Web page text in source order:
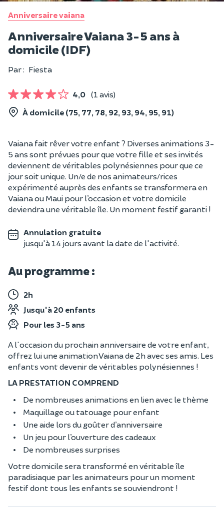
Anniversaire vaiana
Anniversaire Vaiana 3-5 ans à
domicile (IDF)
Par : Fiesta
4,0 (1 avis)
À domicile (75, 77, 78, 92, 93, 94, 95, 91)
Vaiana fait rêver votre enfant ? Diverses animations 3-
5 ans sont prévues pour que votre fille et ses invités
deviennent de véritables polynésiennes pour que ce
jour soit unique. Un/e de nos animateurs/rices
expérimenté auprès des enfants se transformera en
Vaiana ou Maui pour l’occasion et votre domicile
deviendra une véritable île. Un moment festif garanti !
Annulation gratuite
jusqu'à 14 jours avant la date de l'activité.
Au programme :
2h
Jusqu'à 20 enfants
Pour les 3-5 ans
A l'occasion du prochain anniversaire de votre enfant,
offrez lui une animation Vaiana de 2h avec ses amis. Les
enfants vont devenir de véritables polynésiennes !
LA PRESTATION COMPREND
De nombreuses animations en lien avec le thème
Maquillage ou tatouage pour enfant
Une aide lors du goûter d’anniversaire
Un jeu pour l’ouverture des cadeaux
De nombreuses surprises
Votre domicile sera transformé en véritable île
paradisiaque par les animateurs pour un moment
festif dont tous les enfants se souviendront !